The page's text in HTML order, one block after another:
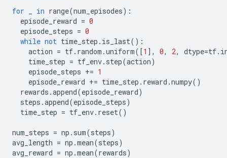
'step_type': array([1], dtype=int32)}), array([0],
{'discount': array([1.], dtype=float32),
'observation': array([[-0.01458083, -0.24044897, -
      dtype=float32),
'reward': array([1.], dtype=float32),
'step_type': array([1], dtype=int32)})]
for in range(num_episodes):
episode_reward = 0
episode_steps = 0
while not time_step . is_last():
action = tf. random .uniform([1 ], 0, 2, dtype=tf.
time_step = tf_env. step(action)
episode_steps += 1
episode_reward += time_step . reward .numpy()
rewards .append(episode_reward)
steps .append(episode_steps)
time_step = tf_env. reset()
num_steps = np . sum(steps)
avg_length = np .mean(steps)
avg_reward = np .mean(rewards)